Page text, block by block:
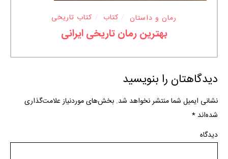
رمان و داستان کتاب کتاب تاریخی
بهترین رمان تاریخی ایرانی
دیدگاهتان را بنویسید
نشانی ایمیل شما منتشر نخواهد شد. بخش‌های موردنیاز علامت‌گذاری
شده‌اند *
دیدگاه